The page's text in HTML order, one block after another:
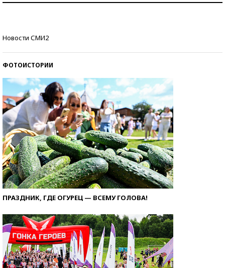
Новости СМИ2
ФОТОИСТОРИИ
ПРАЗДНИК, ГДЕ ОГУРЕЦ — ВСЕМУ ГОЛОВА!